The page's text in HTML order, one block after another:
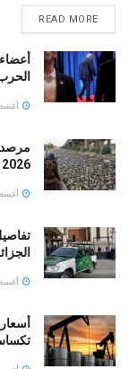
READ MORE
أغسطس
مرصد
2026 في أنهار وأهوار البلاد
أغسطس
أغسطس